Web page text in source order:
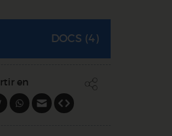
DOCS (4)
en